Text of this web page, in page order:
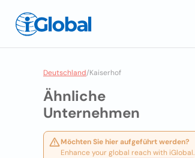
Deutschland/Kaiserhof
Ähnliche
Unternehmen
Möchten Sie hier aufgeführt werden?
Enhance your global reach with iGlobal.